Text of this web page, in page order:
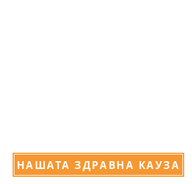
НАШАТА ЗДРАВНА КАУЗА